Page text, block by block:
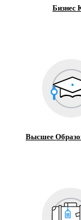
Бизнес
Высшее